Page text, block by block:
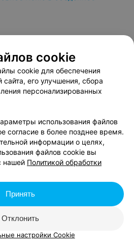
банкет
на блюда кухни
самовывозе»
cookie
cookie для обеспечения
сайта, его улучшения, сбора
персонализированных
использования файлов
согласие в более позднее время.
информации о целях,
файлов cookie вы
нашей Политикой обработки
Отклонить
Принять
настройки Cookie